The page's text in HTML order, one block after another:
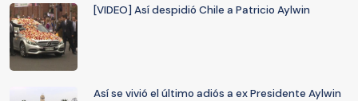
[VIDEO] Así despidió Chile a Patricio Aylwin
Así se vivió el último adiós a ex Presidente Aylwin